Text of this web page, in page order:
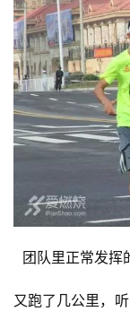
团队里正常发
又跑了几公里，